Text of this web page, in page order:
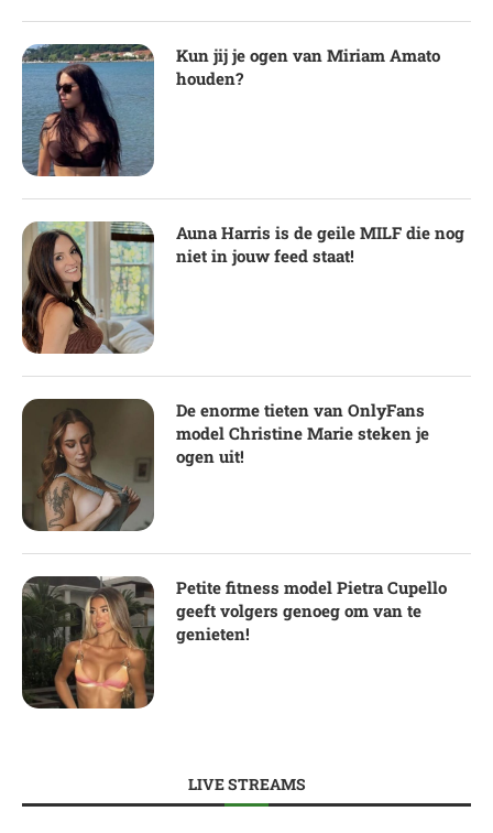
Kun jij je ogen van Miriam Amato
houden?
Auna Harris is de geile MILF die nog
niet in jouw feed staat!
De enorme tieten van OnlyFans
model Christine Marie steken je
ogen uit!
Petite fitness model Pietra Cupello
geeft volgers genoeg om van te
genieten!
LIVE STREAMS